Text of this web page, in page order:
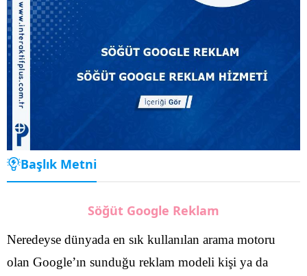
Başlık Metni
Söğüt Google Reklam
Neredeyse dünyada en sık kullanılan arama motoru
olan Google’ın sunduğu reklam modeli kişi ya da